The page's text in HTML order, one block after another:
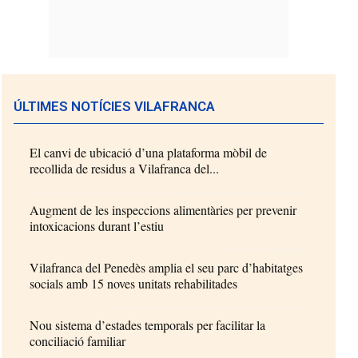
ÚLTIMES NOTÍCIES VILAFRANCA
El canvi de ubicació d’una plataforma mòbil de
recollida de residus a Vilafranca del...
Augment de les inspeccions alimentàries per prevenir
intoxicacions durant l’estiu
Vilafranca del Penedès amplia el seu parc d’habitatges
socials amb 15 noves unitats rehabilitades
Nou sistema d’estades temporals per facilitar la
conciliació familiar